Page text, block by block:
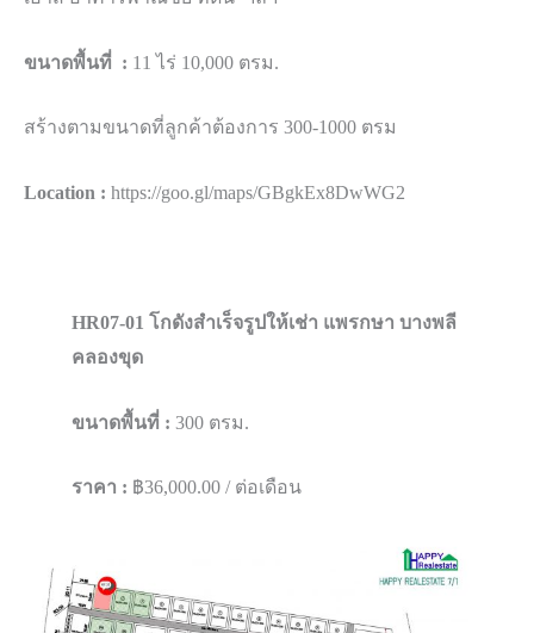
ขนาดพื้นที่ : 11 ไร่ 10,000 ตรม.
สร้างตามขนาดที่ลูกค้าต้องการ​ 300-1000​ ตรม​
Location : https://goo.gl/maps/GBgkEx8DwWG2
HR07-01 โกดังสำเร็จรูปให้เช่า แพรกษา บางพลี​
คลองขุด
ขนาดพื้นที่ : 300 ตรม.
ราคา : ฿36,000.00 / ต่อเดือน